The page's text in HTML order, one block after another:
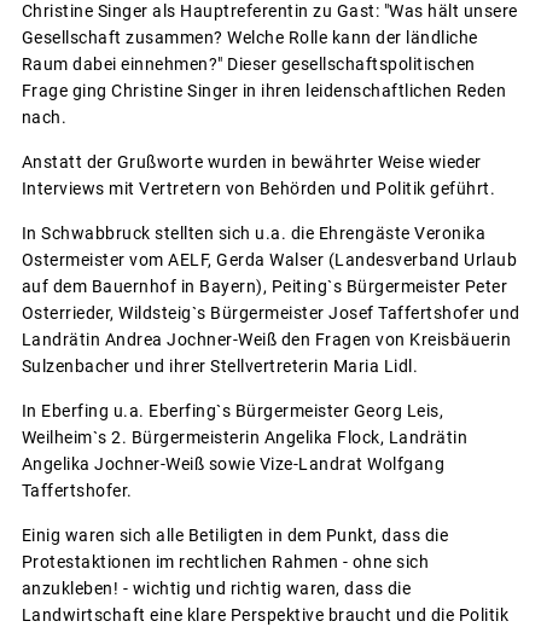
Christine Singer als Hauptreferentin zu Gast: "Was hält unsere
Gesellschaft zusammen? Welche Rolle kann der ländliche
Raum dabei einnehmen?" Dieser gesellschaftspolitischen
Frage ging Christine Singer in ihren leidenschaftlichen Reden
nach.
Anstatt der Grußworte wurden in bewährter Weise wieder
Interviews mit Vertretern von Behörden und Politik geführt.
In Schwabbruck stellten sich u.a. die Ehrengäste Veronika
Ostermeister vom AELF, Gerda Walser (Landesverband Urlaub
auf dem Bauernhof in Bayern), Peiting`s Bürgermeister Peter
Osterrieder, Wildsteig`s Bürgermeister Josef Taffertshofer und
Landrätin Andrea Jochner-Weiß den Fragen von Kreisbäuerin
Sulzenbacher und ihrer Stellvertreterin Maria Lidl.
In Eberfing u.a. Eberfing`s Bürgermeister Georg Leis,
Weilheim`s 2. Bürgermeisterin Angelika Flock, Landrätin
Angelika Jochner-Weiß sowie Vize-Landrat Wolfgang
Taffertshofer.
Einig waren sich alle Betiligten in dem Punkt, dass die
Protestaktionen im rechtlichen Rahmen - ohne sich
anzukleben! - wichtig und richtig waren, dass die
Landwirtschaft eine klare Perspektive braucht und die Politik